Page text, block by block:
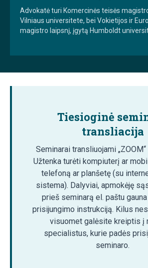
Advokatė turi Komercinės teisės
Vilniaus universitete, bei Vokietijos ir
magistro laipsnį, įgytą Humboldt
Tiesioginė
transliacija
Seminarai transliuojami
Užtenka turėti kompiuterį ar
telefoną ar planšetę (su
sistema). Dalyviai, apmokėję
prieš seminarą el. paštu
prisijungimo instrukciją. Kilus
visuomet galėsite kreiptis į
specialistus, kurie padės
seminaro.